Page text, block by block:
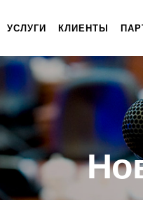
УСЛУГИ КЛИЕНТЫ